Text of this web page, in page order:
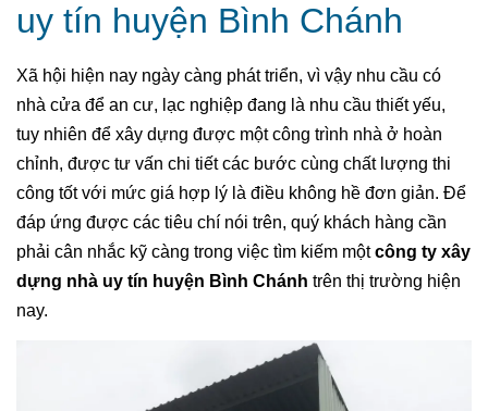
uy tín huyện Bình Chánh
Xã hội hiện nay ngày càng phát triển, vì vậy nhu cầu có
nhà cửa để an cư, lạc nghiệp đang là nhu cầu thiết yếu,
tuy nhiên để xây dựng được một công trình nhà ở hoàn
chỉnh, được tư vấn chi tiết các bước cùng chất lượng thi
công tốt với mức giá hợp lý là điều không hề đơn giản. Để
đáp ứng được các tiêu chí nói trên, quý khách hàng cần
phải cân nhắc kỹ càng trong việc tìm kiếm mộtcông ty xây
dựng nhà uy tín huyện Bình Chánh trên thị trường hiện
nay.